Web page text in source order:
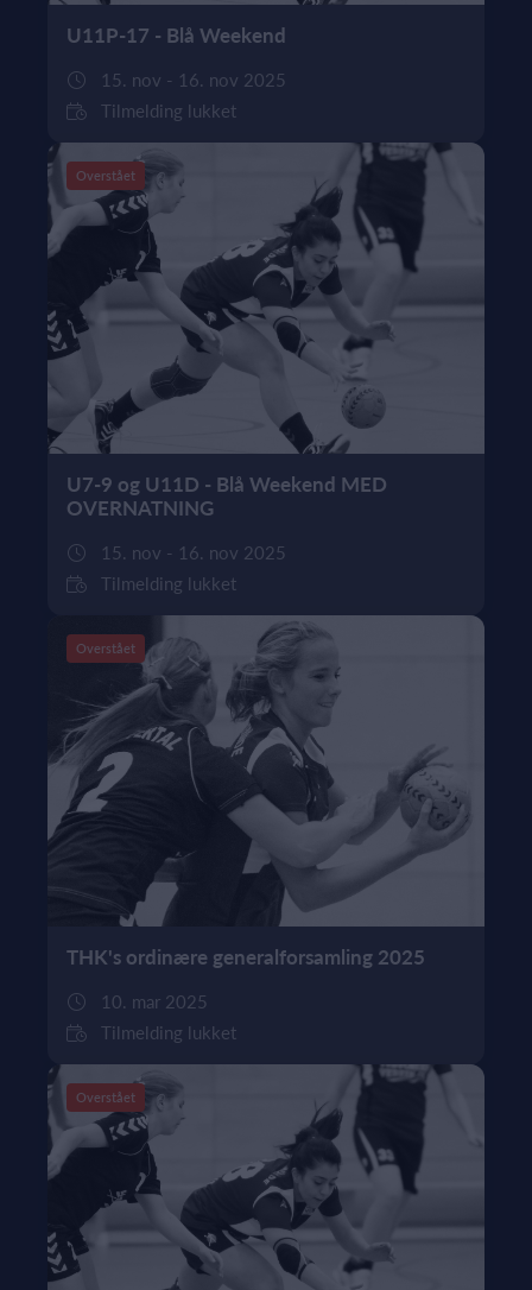
U11P-17 - Blå Weekend
15. nov - 16. nov 2025
Tilmelding lukket
Overstået
U7-9 og U11D - Blå Weekend MED
OVERNATNING
15. nov - 16. nov 2025
Tilmelding lukket
Overstået
THK's ordinære generalforsamling 2025
10. mar 2025
Tilmelding lukket
Overstået